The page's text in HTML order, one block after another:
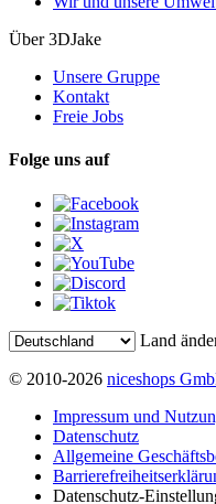
Über 3DJake
Unsere Gruppe
Kontakt
Freie Jobs
Folge uns auf
Land
© 2010-2026 niceshops
Impressum und
Datenschutz
Allgemeine
Datenschutz-